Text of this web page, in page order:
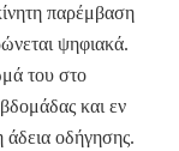
παρέμβαση
ψηφιακά.
του στο
και εν
άδεια οδήγησης.